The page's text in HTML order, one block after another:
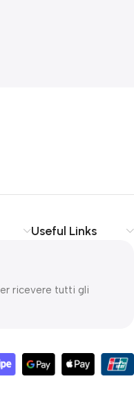
Useful Links
ricevere tutti gli